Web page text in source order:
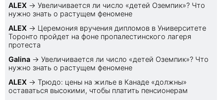
ALEX → Увеличивается ли число «детей Оземпик»? Что
нужно знать о растущем феномене
ALEX → Церемония вручения дипломов в Университете
Торонто пройдет на фоне пропалестинского лагеря
протеста
Galina → Увеличивается ли число «детей Оземпик»? Что
нужно знать о растущем феномене
ALEX → Трюдо: цены на жилье в Канаде «должны»
оставаться высокими, чтобы платить пенсионерам